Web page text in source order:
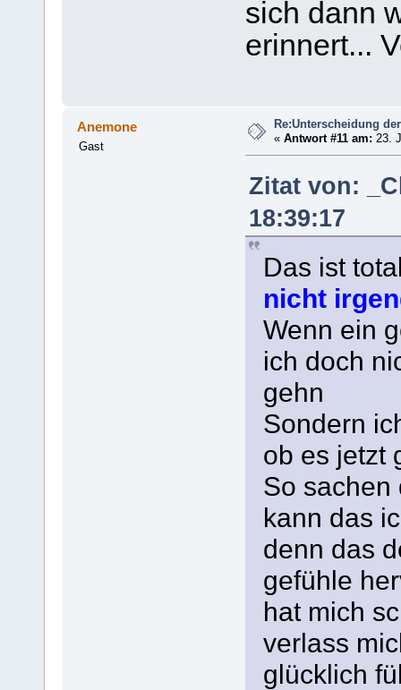
sich dann
erinnert...
Anemone
Gast
Re:Unterscheidung
«Antwort #11 am: 23.
Zitat von:
18:39:17
Das ist
nicht
Wenn ein
ich doch
gehn
Sondern
ob es jetzt
So sachen
kann das
denn das
gefühle
hat mich
verlass
glücklich